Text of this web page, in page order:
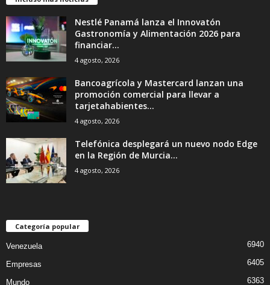
Nestlé Panamá lanza el Innovatón
Gastronomía y Alimentación 2026 para
financiar...
4 agosto, 2026
Bancoagrícola y Mastercard lanzan una
promoción comercial para llevar a
tarjetahabientes...
4 agosto, 2026
Telefónica desplegará un nuevo nodo Edge
en la Región de Murcia...
4 agosto, 2026
Categoría popular
Venezuela 6940
Empresas 6405
Mundo 6363